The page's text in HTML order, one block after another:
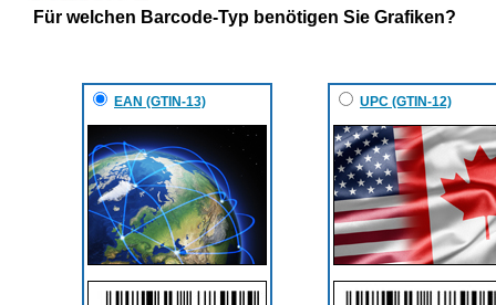
Für welchen Barcode-Typ benötigen Sie Grafiken?
EAN (GTIN-13) UPC (GTIN-12)